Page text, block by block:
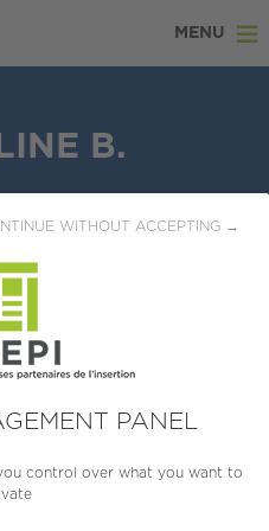
PANEL
control over what you want to
WITHOUT ACCEPTING →
MENU
B.
4 (Bac)